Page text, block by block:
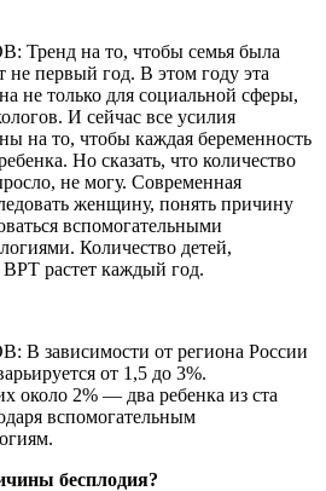
на то, чтобы семья была
не первый год. В этом году эта
не только для социальной сферы,
И сейчас все усилия
на то, чтобы каждая беременность
Но сказать, что количество
не могу. Современная
женщину, понять причину
вспомогательными
Количество детей,
растет каждый год.
зависимости от региона России
от 1,5 до 3%.
около 2% — два ребенка из ста
вспомогательным
бесплодия?